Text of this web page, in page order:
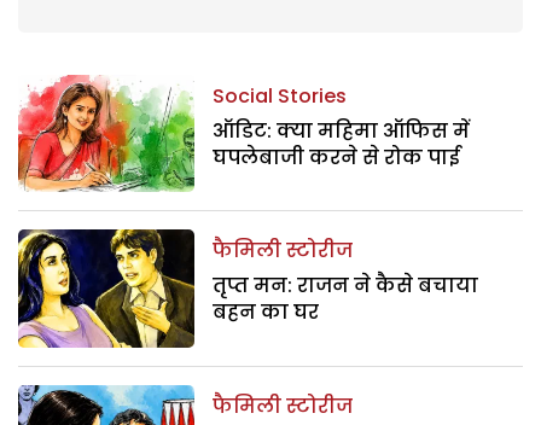
Social Stories
ऑडिट: क्या महिमा ऑफिस में
घपलेबाजी करने से रोक पाई
फैमिली स्टोरीज
तृप्त मन: राजन ने कैसे बचाया
बहन का घर
फैमिली स्टोरीज